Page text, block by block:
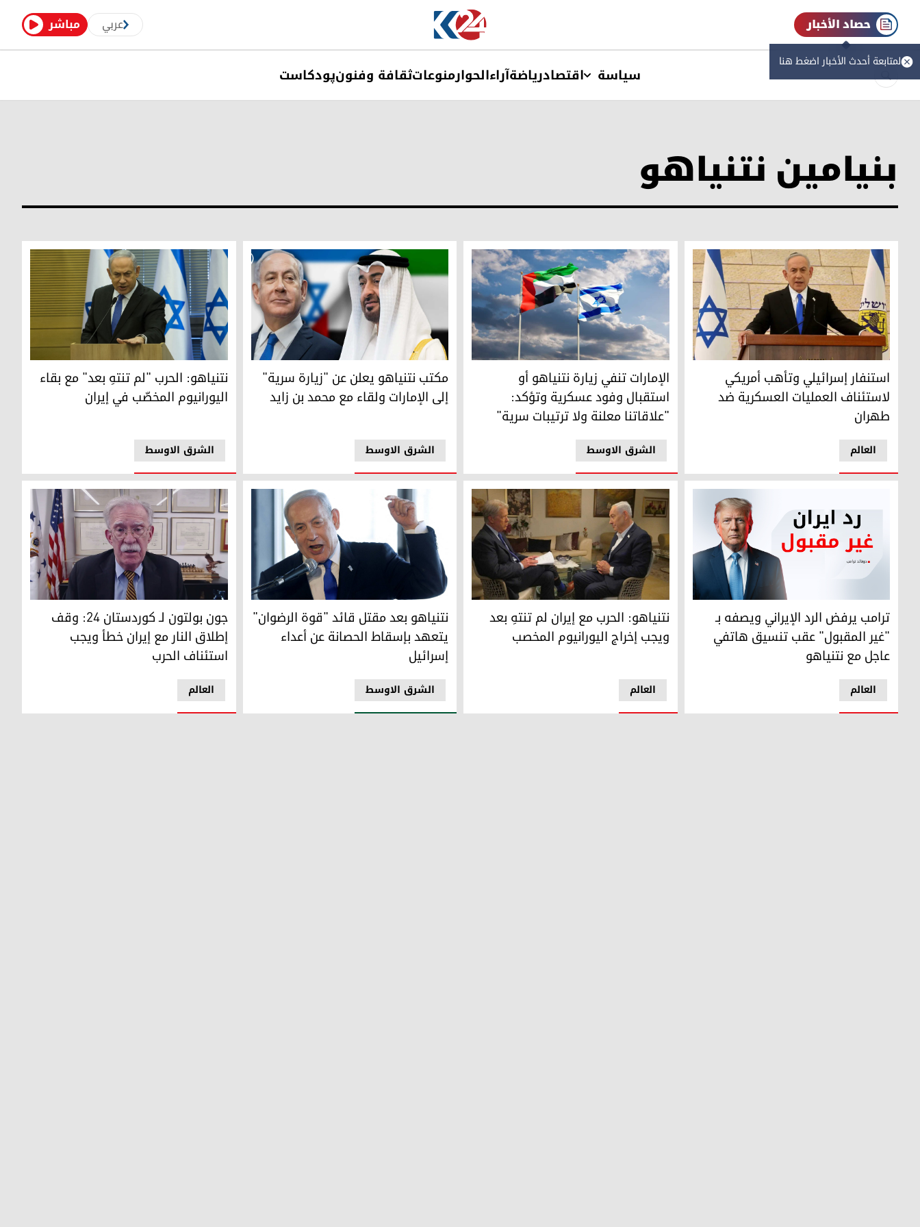
مباشر عربي حصاد الأخبار
لمتابعة أحدث الأخبار اضغط هنا
سیاسة اقتصادریاضةآراءالحوارمنوعاتثقافة وفنونپودکاست
بنيامين نتنياهو
استنفار إسرائيلي وتأهب أمريكي لاستئناف العمليات العسكرية ضد طهران
العالم
استنفار إسرائيلي وتأهب أمريكي
لاستئناف العمليات العسكرية ضد
طهران
الإمارات تنفي زيارة نتنياهو أو استقبال وفود عسكرية وتؤكد: "علاقاتنا معلنة ولا ترتيبات سرية"
الشرق الاوسط
الإمارات تنفي زيارة نتنياهو أو
استقبال وفود عسكرية وتؤكد:
"علاقاتنا معلنة ولا ترتيبات سرية"
مكتب نتنياهو يعلن عن "زيارة سرية" إلى الإمارات ولقاء مع محمد بن زايد
الشرق الاوسط
مكتب نتنياهو يعلن عن "زيارة سرية"
إلى الإمارات ولقاء مع محمد بن زايد
نتنياهو: الحرب "لم تنتهِ بعد" مع بقاء اليورانيوم
الشرق الاوسط
نتنياهو: الحرب "لم تنتهِ بعد" مع بقاء
اليورانيوم المخصّب في إيران
ترامب يرفض الرد الإيراني ويصفه بـ "غير المقبول" عقب تنسيق هاتفي عاجل مع نتنياهو
العالم
ترامب يرفض الرد الإيراني ويصفه بـ
"غير المقبول" عقب تنسيق هاتفي
عاجل مع نتنياهو
نتنياهو: الحرب مع إيران لم تنتهِ بعد ويجب إخراج اليورانيوم المخصب
العالم
نتنياهو: الحرب مع إيران لم تنتهِ بعد
ويجب إخراج اليورانيوم المخصب
نتنياهو بعد مقتل قائد "قوة الرضوان" يتعهد بإسقاط الحصانة عن أعداء إسرائيل
الشرق الاوسط
نتنياهو بعد مقتل قائد "قوة الرضوان"
يتعهد بإسقاط الحصانة عن أعداء
إسرائيل
مستشار الأمن القومي الأميركي الأسبق، جون
العالم
جون بولتون لـ كوردستان 24: وقف
إطلاق النار مع إيران خطأ ويجب
استئناف الحرب